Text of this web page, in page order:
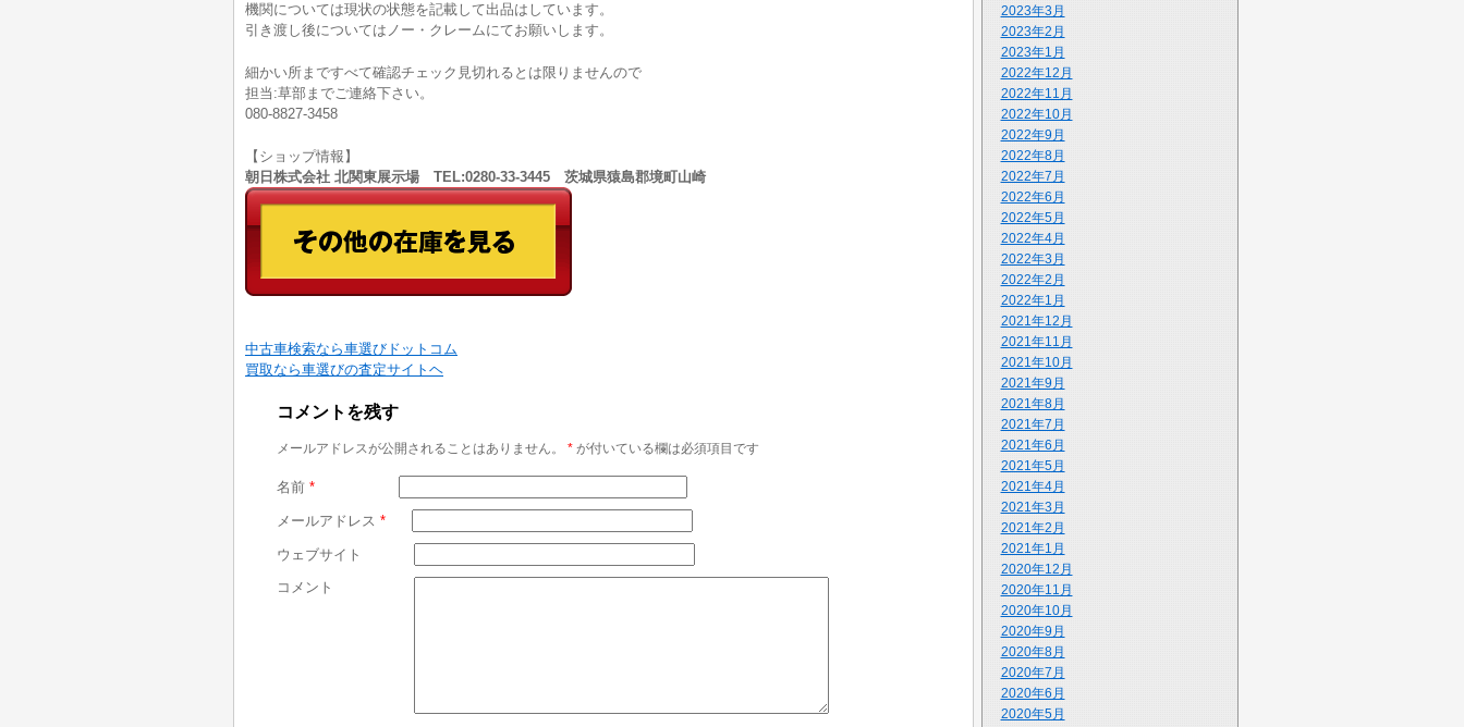
2023年3月
2023年2月
2023年1月
2022年12月
2022年11月
2022年10月
2022年9月
2022年8月
2022年7月
2022年6月
2022年5月
2022年4月
2022年3月
2022年2月
2022年1月
2021年12月
2021年11月
2021年10月
2021年9月
2021年8月
2021年7月
2021年6月
2021年5月
2021年4月
2021年3月
2021年2月
2021年1月
2020年12月
2020年11月
2020年10月
2020年9月
2020年8月
2020年7月
2020年6月
2020年5月
機関については現状の状態を記載して出品はしています。
引き渡し後についてはノー・クレームにてお願いします。
細かい所まですべて確認チェック見切れるとは限りませんので
担当:草部までご連絡下さい。
080-8827-3458
【ショップ情報】
朝日株式会社 北関東展示場 TEL:0280-33-3445 茨城県猿島郡境町山崎
中古車検索なら車選びドットコム
買取なら車選びの査定サイトヘ
コメントを残す
メールアドレスが公開されることはありません。 * が付いている欄は必須項目です
名前 *
メールアドレス *
ウェブサイト
コメント